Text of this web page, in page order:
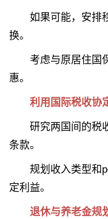
如果可能，安排移
换。
考虑与原居住国保
惠。
利用国际税收协
研究两国间的税收
条款。
规划收入类型和pg
定利益。
退休与养老金规